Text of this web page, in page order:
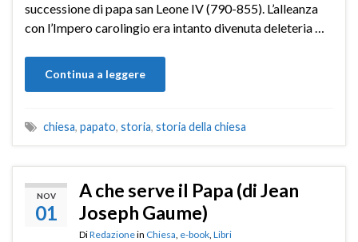
successione di papa san Leone IV (790-855). L’alleanza
con l’Impero carolingio era intanto divenuta deleteria …
Continua a leggere
chiesa, papato, storia, storia della chiesa
NOV
01
A che serve il Papa (di Jean
Joseph Gaume)
DiRedazionein Chiesa, e-book, Libri